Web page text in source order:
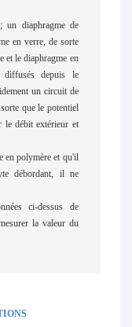
un diaphragme de
en verre, de sorte
et le diaphragme en
depuis le
un circuit de
que le potentiel
le débit extérieur et
en polymère et qu'il
débordant, il ne
ci-dessus de
la valeur du